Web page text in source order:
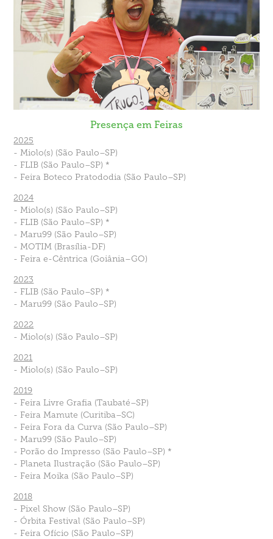
Presença em Feiras
2025
- Miolo(s) (São Paulo–SP)
- FLIB (São Paulo–SP) *
- Feira Boteco Pratododia (São Paulo–SP)
2024
- Miolo(s) (São Paulo–SP)
- FLIB (São Paulo–SP) *
- Maru99 (São Paulo–SP)
- MOTIM (Brasília-DF)
- Feira e-Cêntrica (Goiânia–GO)
2023
- FLIB (São Paulo–SP) *
- Maru99 (São Paulo–SP)
2022
- Miolo(s) (São Paulo–SP)
2021
- Miolo(s) (São Paulo–SP)
2019
- Feira Livre Grafia (Taubaté–SP)
- Feira Mamute (Curitiba–SC)
- Feira Fora da Curva (São Paulo–SP)
- Maru99 (São Paulo–SP)
- Porão do Impresso (São Paulo–SP) *
- Planeta Ilustração (São Paulo–SP)
- Feira Moika (São Paulo–SP)
2018
- Pixel Show (São Paulo–SP)
- Órbita Festival (São Paulo–SP)
- Feira Ofício (São Paulo–SP)